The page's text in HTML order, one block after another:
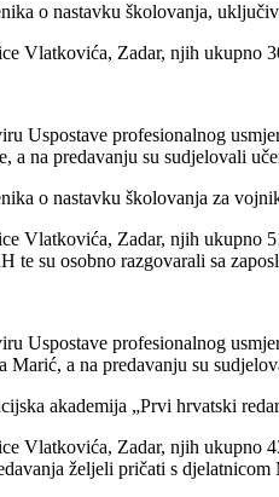
o nastavku školovanja,
Vlatkovića, Zadar, njih
Uspostave profesionalnog
a na predavanju su sudjelovali
o nastavku školovanja za
Vlatkovića, Zadar, njih
su osobno razgovarali sa
Uspostave profesionalnog
Marić, a na predavanju su
akademija „Prvi hrvatski
Vlatkovića, Zadar, njih
željeli pričati s